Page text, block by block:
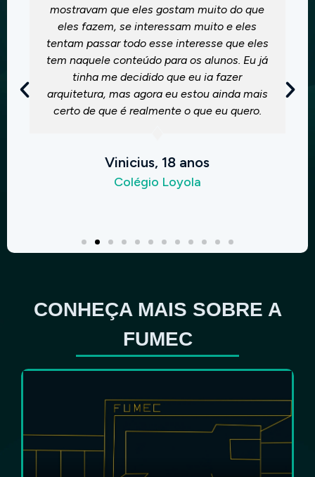
realidade como é a faculdade, convive e
conhece as pessoas da faculdade, os
professores são muito legais. Foram super
dinâmicas as aulas que eu vi. Foi muito bom.
Quero vir de novo.
CONHEÇA MAIS SOBRE A
FUMEC